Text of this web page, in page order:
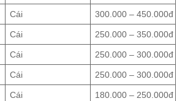
Cái 300.000 – 450.000đ
Cái 250.000 – 350.000đ
Cái 250.000 – 300.000đ
Cái 250.000 – 300.000đ
Cái 180.000 – 250.000đ